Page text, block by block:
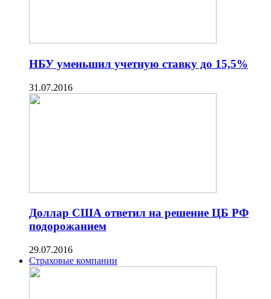
НБУ уменьшил учетную ставку до 15,5%
31.07.2016
Доллар США ответил на решение ЦБ РФ
подорожанием
29.07.2016
Страховые компании